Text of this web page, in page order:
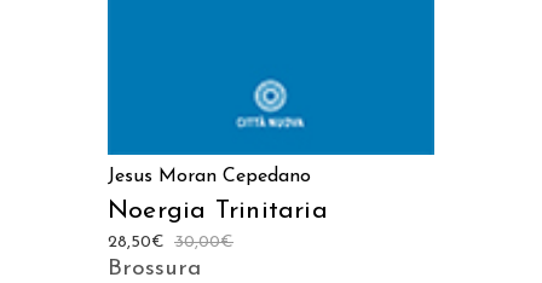
Jesus Moran Cepedano
Noergia Trinitaria
30,00€
28,50€
Brossura